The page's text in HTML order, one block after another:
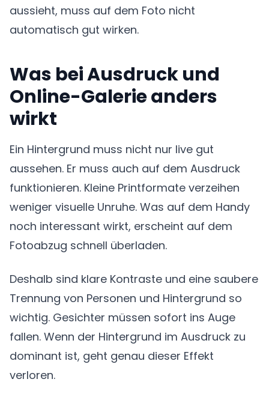
aussieht, muss auf dem Foto nicht
automatisch gut wirken.
Was bei Ausdruck und
Online-Galerie anders
wirkt
Ein Hintergrund muss nicht nur live gut
aussehen. Er muss auch auf dem Ausdruck
funktionieren. Kleine Printformate verzeihen
weniger visuelle Unruhe. Was auf dem Handy
noch interessant wirkt, erscheint auf dem
Fotoabzug schnell überladen.
Deshalb sind klare Kontraste und eine saubere
Trennung von Personen und Hintergrund so
wichtig. Gesichter müssen sofort ins Auge
fallen. Wenn der Hintergrund im Ausdruck zu
dominant ist, geht genau dieser Effekt
verloren.